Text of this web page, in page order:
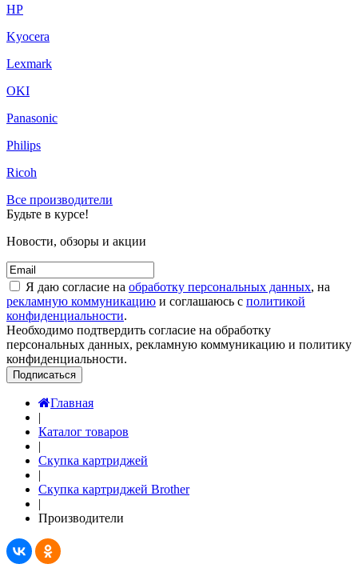
HP
Kyocera
Lexmark
OKI
Panasonic
Philips
Ricoh
Все производители
Будьте в курсе!
Новости, обзоры и акции
Я даю согласие на обработку персональных данных, на
рекламную коммуникацию и соглашаюсь с политикой
конфиденциальности.
Необходимо подтвердить согласие на обработку
персональных данных, рекламную коммуникацию и политику
конфиденциальности.
Подписаться
Главная
|
Каталог товаров
|
Скупка картриджей
|
Скупка картриджей Brother
|
Производители